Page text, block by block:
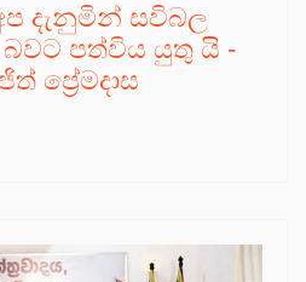
දැනුමින් සවිබල
පත්විය යුතු යි -
ප්‍රේමදාස